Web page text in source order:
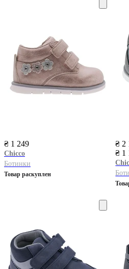
₴ 1 249
Chicco
Ботинки
Товар раскуплен
₴ 2
₴ 1